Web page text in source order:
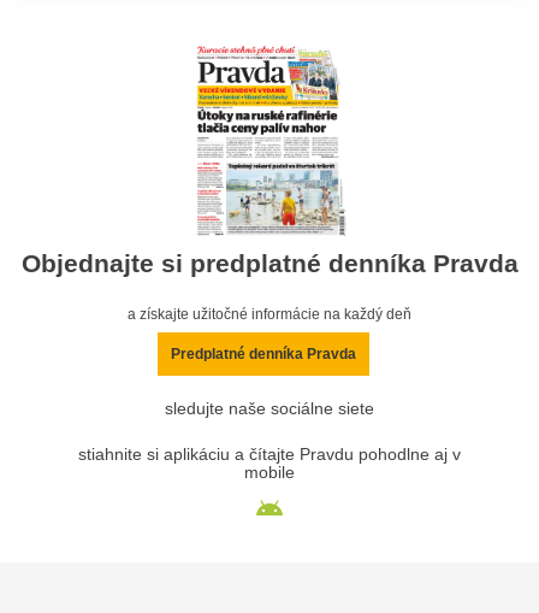
Objednajte si predplatné denníka Pravda
a získajte užitočné informácie na každý deň
Predplatné denníka Pravda
sledujte naše sociálne siete
stiahnite si aplikáciu a čítajte Pravdu pohodlne aj v
mobile